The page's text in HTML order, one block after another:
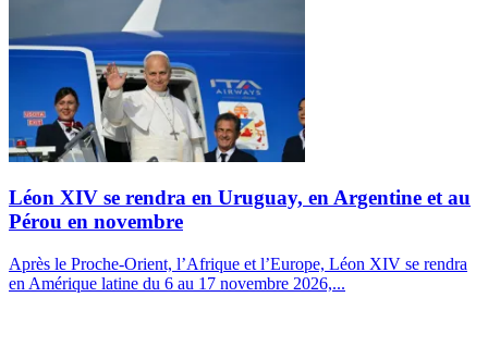
Léon XIV se rendra en Uruguay, en Argentine et au
Pérou en novembre
Après le Proche-Orient, l’Afrique et l’Europe, Léon XIV se rendra
en Amérique latine du 6 au 17 novembre 2026,...